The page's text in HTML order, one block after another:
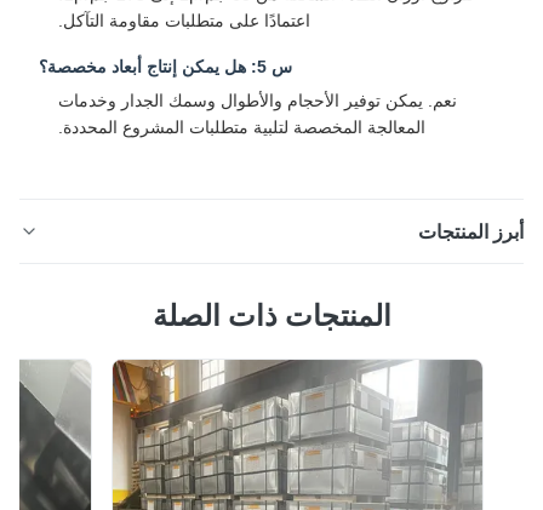
اعتمادًا على متطلبات مقاومة التآكل.
نعم. يمكن توفير الأحجام والأطوال وسمك الجدار وخدمات
المعالجة المخصصة لتلبية متطلبات المشروع المحددة.
المنتجات
الخارجية وصف المنتج الأنابيب المربعة المجلفنة والأنابيب
مصنوعة من الفولاذ الكربوني عالي الجودة ومحمية بطبقة من
الزنك المتين. تم تصميم هذه الأنابيب من أجل القوة، ومقاومة
التآكل، وال...
المنتجات ذات الصلة